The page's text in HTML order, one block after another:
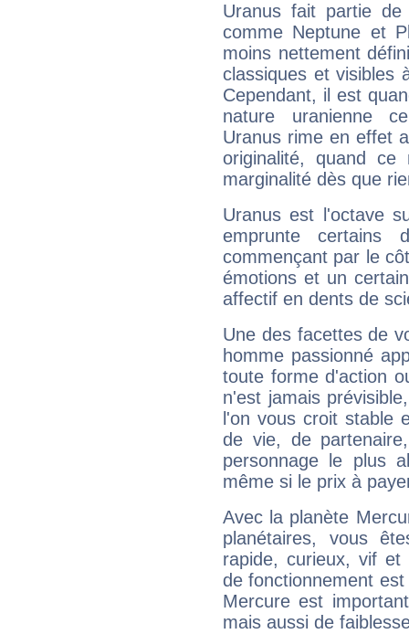
Uranus fait partie
comme Neptune et
moins nettement
classiques et visibles
Cependant, il est
nature uranienne
Uranus rime en effet
originalité, quand ce
marginalité dès que
Uranus est l'octave
emprunte
commençant par le
émotions et un
affectif en dents de
Une des facettes de
homme passionné
toute forme d'action
n'est jamais
l'on vous croit stable
de vie, de
personnage le plus
même si le prix à
Avec la planète
planétaires, vous
rapide, curieux, vif et
de fonctionnement
Mercure est
mais aussi de